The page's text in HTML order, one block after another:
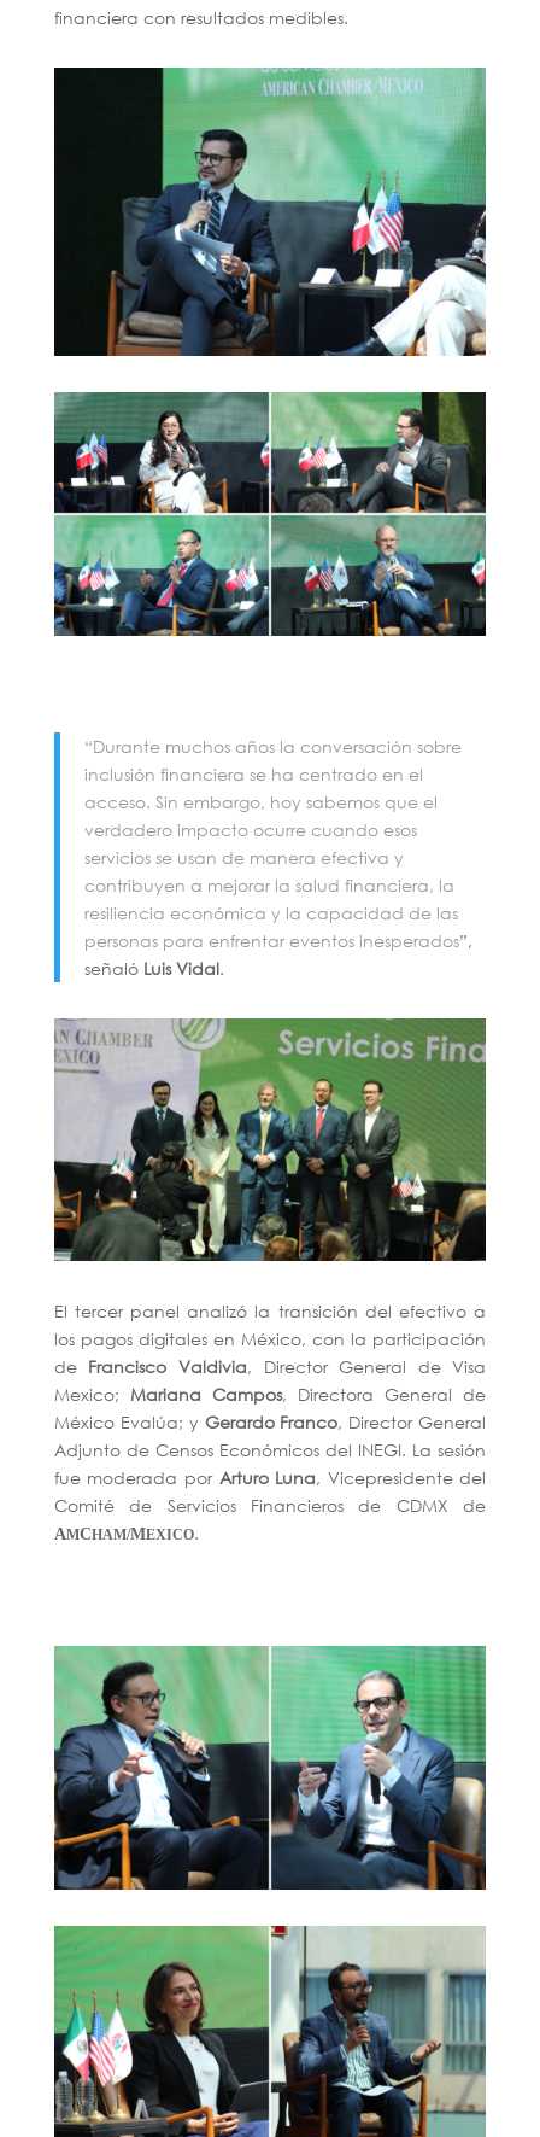
financiera con resultados medibles.
“Durante muchos años la conversación sobre
inclusión financiera se ha centrado en el
acceso. Sin embargo, hoy sabemos que el
verdadero impacto ocurre cuando esos
servicios se usan de manera efectiva y
contribuyen a mejorar la salud financiera, la
resiliencia económica y la capacidad de las
personas para enfrentar eventos inesperados”,
señaló Luis Vidal.
El tercer panel analizó la transición del efectivo a
los pagos digitales en México, con la participación
de Francisco Valdivia, Director General de Visa
Mexico; Mariana Campos, Directora General de
México Evalúa; y Gerardo Franco, Director General
Adjunto de Censos Económicos del INEGI. La sesión
fue moderada por Arturo Luna, Vicepresidente del
Comité de Servicios Financieros de CDMX de
AMCHAM/MEXICO.